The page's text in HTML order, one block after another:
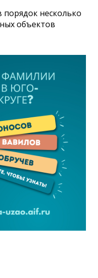
несколько
объектов